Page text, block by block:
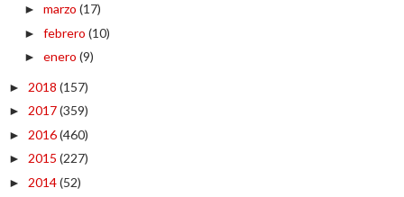
► marzo (17)
► febrero (10)
► enero (9)
► 2018 (157)
► 2017(359)
► 2016(460)
► 2015 (227)
► 2014(52)